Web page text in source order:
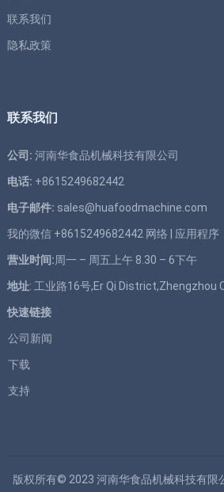
联系我们
隐私政策
联系我们
公司: 河南华食品机械科技有限公司
电话: +8615249682442
电子邮件: sales@huafoodmachine.com
我的微信 +8615249682442 网络 应用程序
营业时间: 周一 – 周五上午 8.30 – 6下午
地址: 工业路16号,Er Qi District,Zhengzhou
快速链接
公司新闻
下载
支持
版权所有© 2023河南华食品机械科技有限